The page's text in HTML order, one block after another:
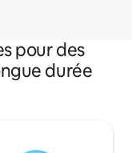
pour des
durée